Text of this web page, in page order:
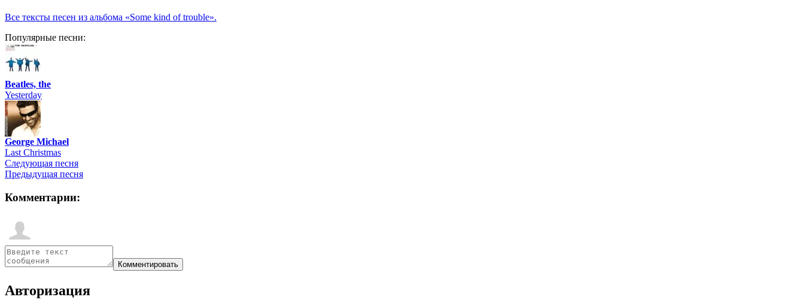
Все тексты песен из альбома «Some kind of trouble».
Популярные песни:
Beatles, the
Yesterday
George Michael
Last Christmas
Следующая песня
Предыдущая песня
Комментарии:
Авторизация